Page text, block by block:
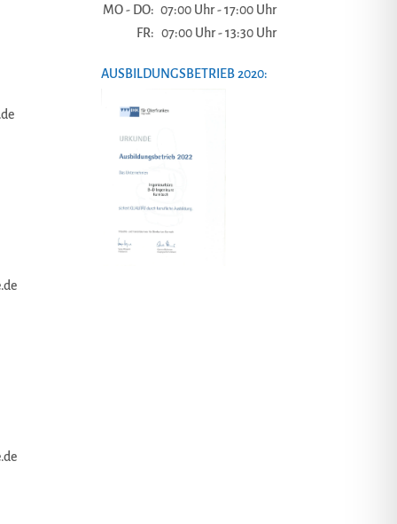
MO - DO: 07:00 Uhr - 17:00 Uhr
FR: 07:00 Uhr - 13:30 Uhr
AUSBILDUNGSBETRIEB 2020: